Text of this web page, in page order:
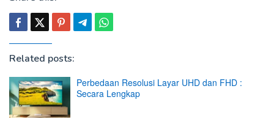
Related posts:
Perbedaan Resolusi Layar UHD dan FHD :
Secara Lengkap